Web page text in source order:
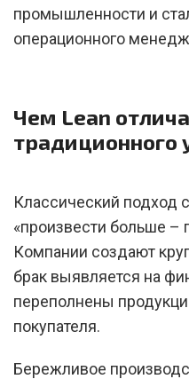
промышленности и
операционного
Чем Lean
традиционного
Классический подход
«произвести больше –
Компании создают
брак выявляется на
переполнены
покупателя.
Бережливое